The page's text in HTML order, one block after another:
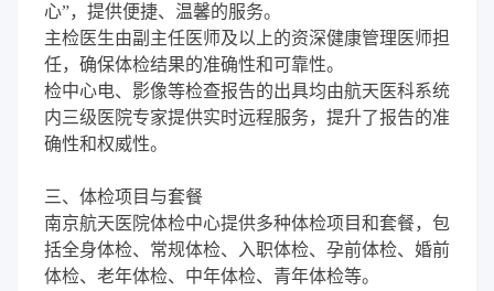
心”，提供便捷、温馨的服务。
主检医生由副主任医师及以上的资深健康管理医师担
任，确保体检结果的准确性和可靠性。
检中心电、影像等检查报告的出具均由航天医科系统
内三级医院专家提供实时远程服务，提升了报告的准
确性和权威性。
三、体检项目与套餐
南京航天医院体检中心提供多种体检项目和套餐，包
括全身体检、常规体检、入职体检、孕前体检、婚前
体检、老年体检、中年体检、青年体检等。